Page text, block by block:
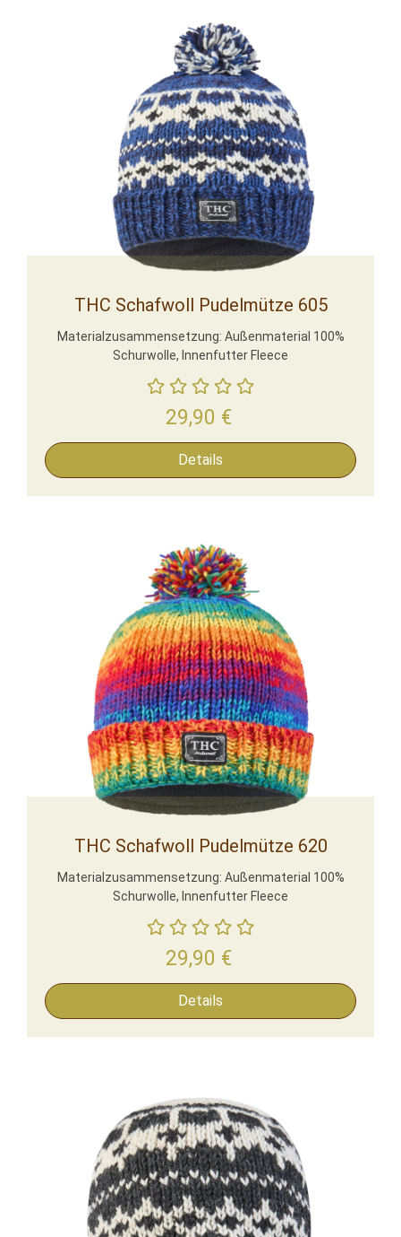
THC Schafwoll Pudelmütze 605
Materialzusammensetzung: Außenmaterial 100%
Schurwolle, Innenfutter Fleece
29,90 €
Details
THC Schafwoll Pudelmütze 620
Materialzusammensetzung: Außenmaterial 100%
Schurwolle, Innenfutter Fleece
29,90 €
Details